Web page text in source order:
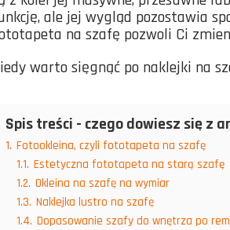
ale jej wygląd pozostawia
na szafę pozwoli Ci
warto sięgnąć po naklejki na
Spis treści - czego dowiesz się z
1. Fotookleina, czyli fototapeta na szafę
1.1. Estetyczna fototapeta na starą szafę
1.2. Okleina na szafę na wymiar
1.3. Naklejka lustro na szafę
1.4. Dopasowanie szafy do wnętrza po